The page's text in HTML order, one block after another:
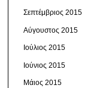
Σεπτέμβριος 2015
Αύγουστος 2015
Ιούλιος 2015
Ιούνιος 2015
Μάιος 2015